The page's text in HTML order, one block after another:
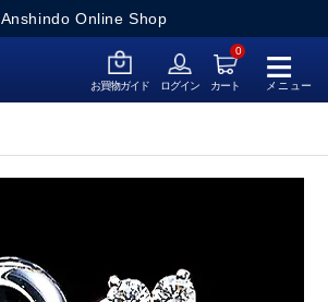
Anshindo Online Shop
≡
メニュー
お買物ガイド ログイン
0
カート